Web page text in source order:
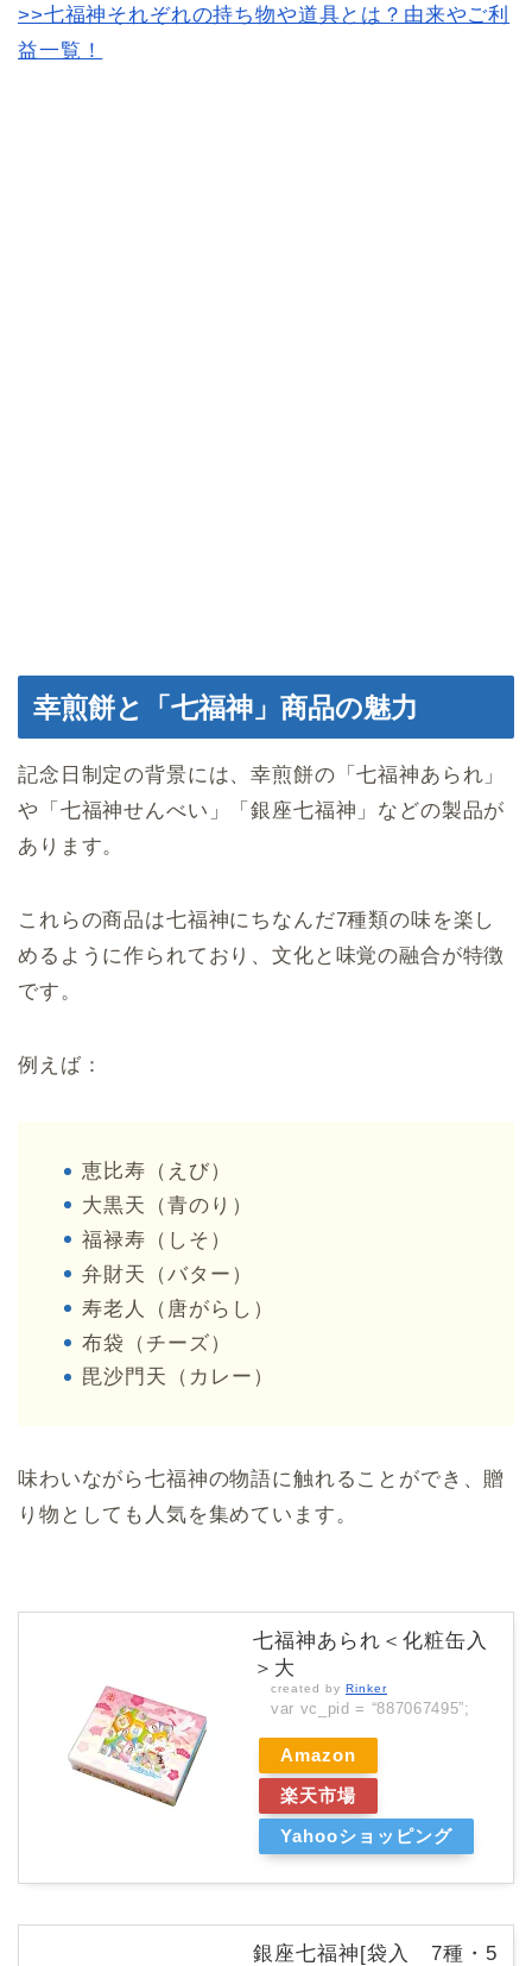
>>七福神それぞれの持ち物や道具とは？由来やご利
益一覧！
幸煎餅と「七福神」商品の魅力
記念日制定の背景には、幸煎餅の「七福神あられ」
や「七福神せんべい」「銀座七福神」などの製品が
あります。
これらの商品は七福神にちなんだ7種類の味を楽し
めるように作られており、文化と味覚の融合が特徴
です。
例えば：
恵比寿（えび）
大黒天（青のり）
福禄寿（しそ）
弁財天（バター）
寿老人（唐がらし）
布袋（チーズ）
毘沙門天（カレー）
味わいながら七福神の物語に触れることができ、贈
り物としても人気を集めています。
七福神あられ＜化粧缶入
＞大
created by Rinker
var vc_pid = “887067495”;
Amazon
楽天市場
Yahooショッピング
銀座七福神[袋入 7種・5